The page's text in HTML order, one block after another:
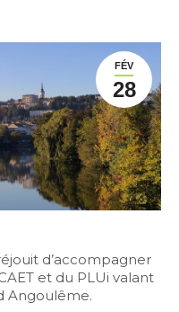
FÉV
28
d’accompagner
et du PLUi valant
Angoulême.